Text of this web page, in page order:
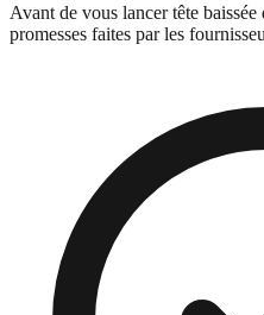
Avant de vous lancer tête
promesses faites par les